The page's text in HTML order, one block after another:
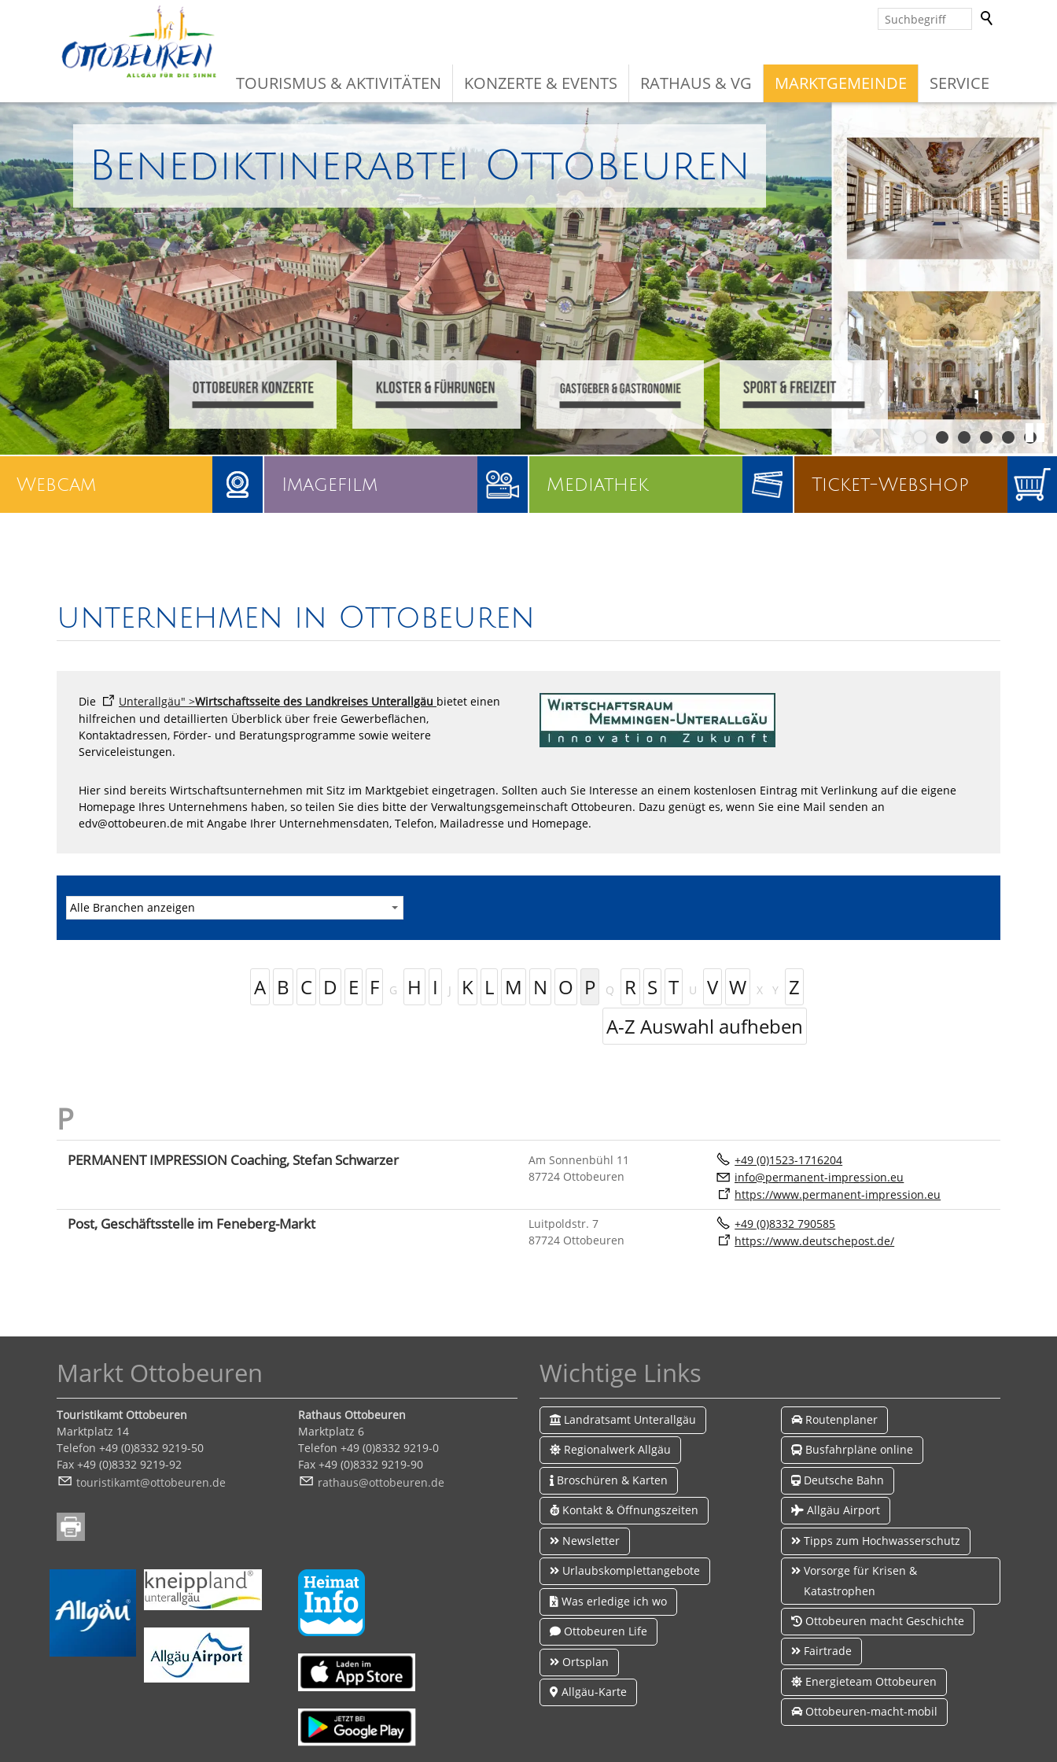
TOURISMUS & AKTIVITÄTEN KONZERTE & EVENTS RATHAUS & VG MARKTGEMEINDE SERVICE
Benediktinerabtei Ottobeuren
Webcam Imagefilm Mediathek Ticket-Webshop
unternehmen in Ottobeuren
Die Unterallgäu" >Wirtschaftsseite des Landkreises Unterallgäu bietet einen
hilfreichen und detaillierten Überblick über freie Gewerbeflächen,
Kontaktadressen, Förder- und Beratungsprogramme sowie weitere
Serviceleistungen.
Hier sind bereits Wirtschaftsunternehmen mit Sitz im Marktgebiet eingetragen. Sollten auch Sie Interesse an einem kostenlosen Eintrag mit Verlinkung auf die eigene
Homepage Ihres Unternehmens haben, so teilen Sie dies bitte der Verwaltungsgemeinschaft Ottobeuren. Dazu genügt es, wenn Sie eine Mail senden an
edv@ottobeuren.de mit Angabe Ihrer Unternehmensdaten, Telefon, Mailadresse und Homepage.
A B C D E F G H I J K L M N O P Q R S T U V W X Y
Z
A-Z Auswahl aufheben
PERMANENT IMPRESSION Coaching, Stefan Schwarzer
Am Sonnenbühl 11
87724 Ottobeuren
+49 (0)1523-1716204
nf
p rm n nt- mpr ss
n
https://www.permanent-impression.eu
Post, Geschäftsstelle im Feneberg-Markt
Luitpoldstr. 7
87724 Ottobeuren
+49 (0)8332 790585
https://www.deutschepost.de/
Markt Ottobeuren
Touristikamt Ottobeuren
Marktplatz 14
Telefon +49 (0)8332 9219-50
Fax +49 (0)8332 9219-92
t
r st k mt tt b r n d
Rathaus Ottobeuren
Marktplatz 6
Telefon +49 (0)8332 9219-0
Fax +49 (0)8332 9219-90
r th s tt b r n d
Wichtige Links
Landratsamt Unterallgäu
Regionalwerk Allgäu
Broschüren & Karten
Kontakt & Öffnungszeiten
Newsletter
Urlaubskomplettangebote
Was erledige ich wo
Ottobeuren Life
Ortsplan
Allgäu-Karte
Routenplaner
Busfahrpläne online
Deutsche Bahn
Allgäu Airport
Tipps zum Hochwasserschutz
Vorsorge für Krisen &
Katastrophen
Ottobeuren macht Geschichte
Fairtrade
Energieteam Ottobeuren
Ottobeuren-macht-mobil